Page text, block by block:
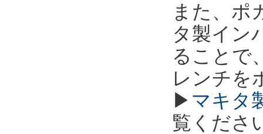
また、ポ
タ製イン
ることで
レンチを
▶ マキタ
覧くださ